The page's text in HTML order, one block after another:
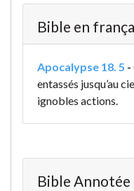
Bible en
Apocalypse 18. 5 -
entassés jusqu’au
ignobles actions.
Bible Annotée